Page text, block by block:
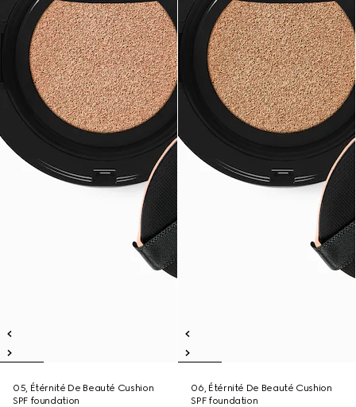
05, Étérnité De Beauté Cushion
SPF foundation
06, Étérnité De Beauté Cushion
SPF foundation